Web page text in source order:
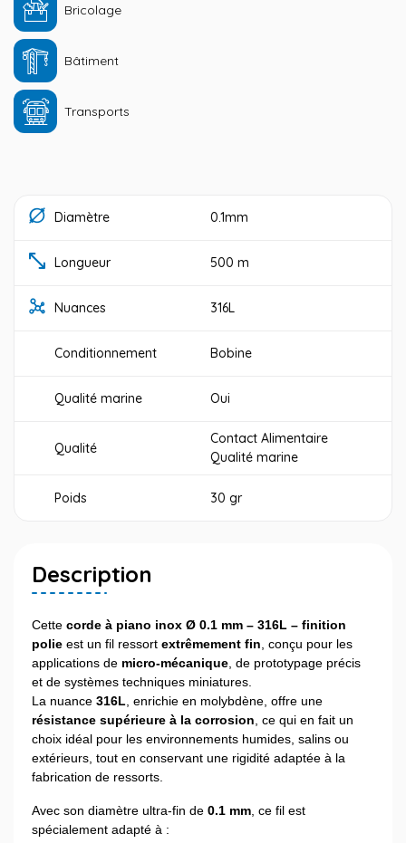
Bricolage
Bâtiment
Transports
Diamètre 0.1mm
Longueur 500 m
Nuances 316L
Conditionnement Bobine
Qualité marine Oui
Qualité
Contact Alimentaire
Qualité marine
Poids 30 gr
Description
Cette corde à piano inox Ø 0.1 mm – 316L – finition
polie est un fil ressort extrêmement fin , conçu pour les
applications de micro-mécanique , de prototypage précis
et de systèmes techniques miniatures.
La nuance 316L , enrichie en molybdène, offre une
résistance supérieure à la corrosion , ce qui en fait un
choix idéal pour les environnements humides, salins ou
extérieurs, tout en conservant une rigidité adaptée à la
fabrication de ressorts.
Avec son diamètre ultra-fin de 0.1 mm , ce fil est
spécialement adapté à :